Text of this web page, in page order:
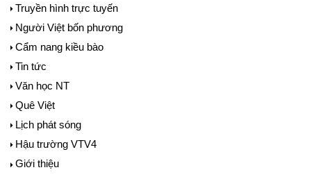
Truyền hình trực tuyến
Người Việt bốn phương
Cẩm nang kiều bào
Tin tức
Văn học NT
Quê Việt
Lịch phát sóng
Hậu trường VTV4
Giới thiệu